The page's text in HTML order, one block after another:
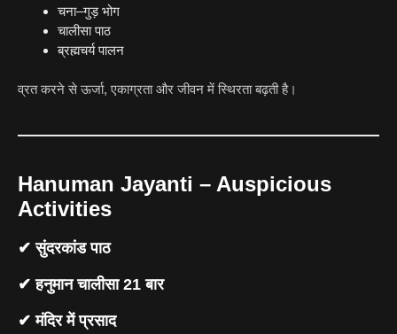
चना–गुड़ भोग
चालीसा पाठ
ब्रह्मचर्य पालन
व्रत करने से ऊर्जा, एकाग्रता और जीवन में स्थिरता बढ़ती है।
Hanuman Jayanti – Auspicious
Activities
✔ सुंदरकांड पाठ
✔ हनुमान चालीसा 21 बार
✔ मंदिर में प्रसाद